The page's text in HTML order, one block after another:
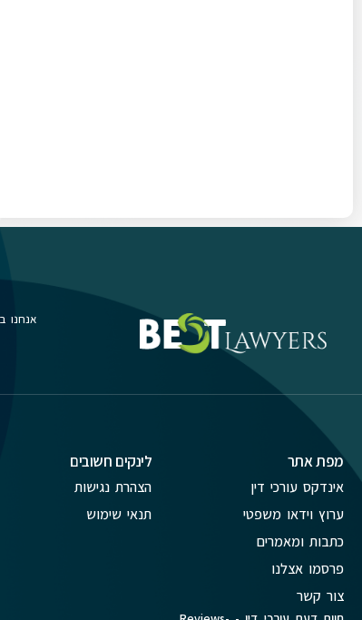
אנחנו
מפת אתר
אינדקס עורכי דין
ערוץ וידאו משפטי
כתבות ומאמרים
פרסמו אצלנו
צור קשר
לינקים חשובים
הצהרת נגישות
תנאי שימוש